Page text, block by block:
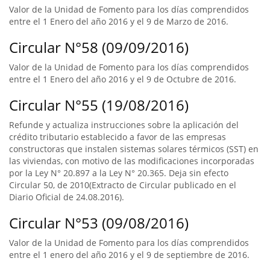
Valor de la Unidad de Fomento para los días comprendidos
entre el 1 Enero del año 2016 y el 9 de Marzo de 2016.
Circular N°58 (09/09/2016)
Valor de la Unidad de Fomento para los días comprendidos
entre el 1 Enero del año 2016 y el 9 de Octubre de 2016.
Circular N°55 (19/08/2016)
Refunde y actualiza instrucciones sobre la aplicación del
crédito tributario establecido a favor de las empresas
constructoras que instalen sistemas solares térmicos (SST) en
las viviendas, con motivo de las modificaciones incorporadas
por la Ley N° 20.897 a la Ley N° 20.365. Deja sin efecto
Circular 50, de 2010(Extracto de Circular publicado en el
Diario Oficial de 24.08.2016).
Circular N°53 (09/08/2016)
Valor de la Unidad de Fomento para los días comprendidos
entre el 1 enero del año 2016 y el 9 de septiembre de 2016.